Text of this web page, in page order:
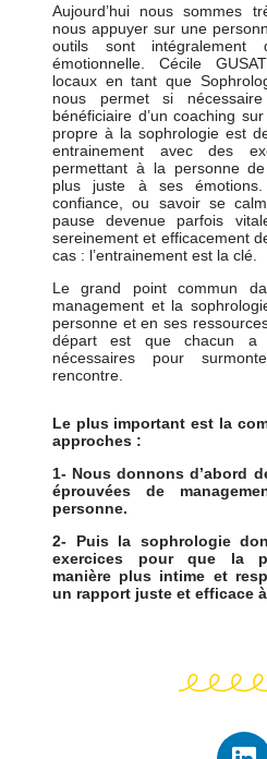
Aujourd’hui nous sommes
nous appuyer sur une
outils sont intégralement
émotionnelle. Cécile
locaux en tant que
nous permet si
bénéficiaire d’un coaching
propre à la sophrologie est
entrainement avec des
permettant à la personne
plus juste à ses
confiance, ou savoir se
pause devenue parfois
sereinement et efficacement
cas : l’entrainement est la clé.
Le grand point commun
management et la
personne et en ses
départ est que chacun a
nécessaires pour
rencontre.
Le plus important est la
approches :
1- Nous donnons d’abord
éprouvées de
personne.
2- Puis la sophrologie
exercices pour que la
manière plus intime et
un rapport juste et efficace